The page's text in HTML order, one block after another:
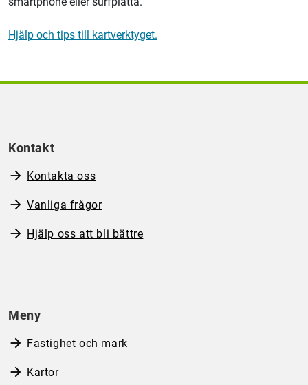
Hjälp och tips till kartverktyget.
Kontakt
Kontakta oss
Vanliga frågor
Hjälp oss att bli bättre
Meny
Fastighet och mark
Kartor